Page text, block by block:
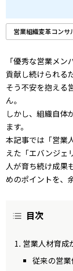
営業組織変革コンサ
「優秀な営業メ
貢献し続けられる
そう不安を抱える
ん。
しかし、組織自体
ます。
本記事では「営業
えた「エバンジェ
人が育ち続け成果
めのポイントを、
目次
営業人材育成
従来の営